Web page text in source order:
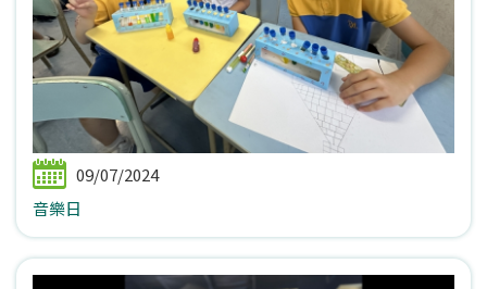
09/07/2024
音樂日